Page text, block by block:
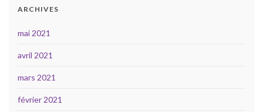
ARCHIVES
mai 2021
avril 2021
mars 2021
février 2021